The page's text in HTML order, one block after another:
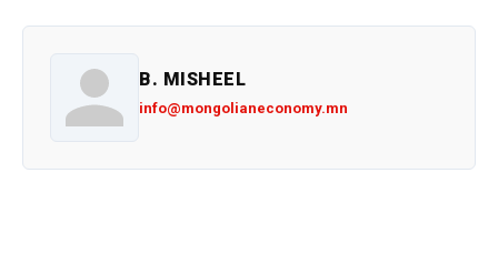
B. MISHEEL
info@mongolianeconomy.mn